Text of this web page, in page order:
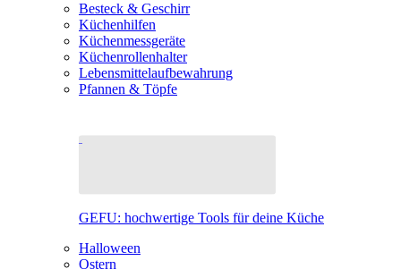
Besteck & Geschirr
Küchenhilfen
Küchenmessgeräte
Küchenrollenhalter
Lebensmittelaufbewahrung
Pfannen & Töpfe
GEFU: hochwertige Tools für deine Küche
Halloween
Ostern